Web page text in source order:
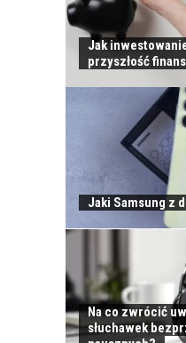
Jak
przyszłość
Jaki Samsung z
Na co zwrócić
słuchawek